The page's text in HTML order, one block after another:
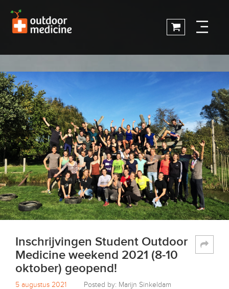
Inschrijvingen Student Outdoor
Medicine weekend 2021 (8-10
oktober) geopend!
5 augustus 2021 Posted by: Marijn Sinkeldam